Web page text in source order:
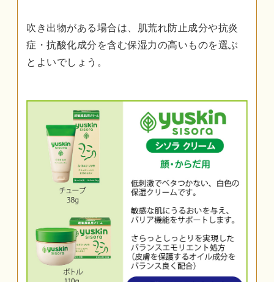
吹き出物がある場合は、肌荒れ防止成分や抗炎
症・抗酸化成分を含む保湿力の高いものを選ぶ
とよいでしょう。